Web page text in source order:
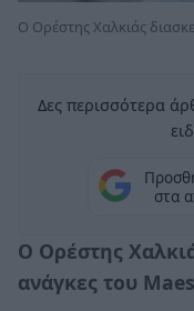
Ο Ορέστης Χαλκιάς
Δες περισσότερα
στα
Ο Ορέστης
ανάγκες του